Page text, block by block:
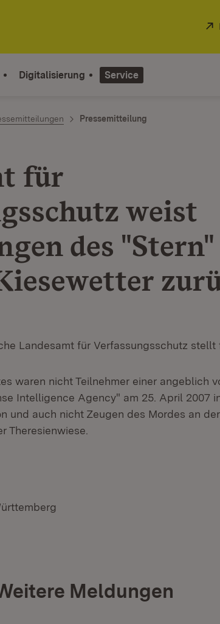
Digitalisierung Service
Pressemitteilung
für
weist
des
Landesamt für Verfassungsschutz stellt
waren nicht Teilnehmer einer angeblich
Intelligence Agency" am 25. April 2007
und auch nicht Zeugen des Mordes an
Theresienwiese.
Meldungen